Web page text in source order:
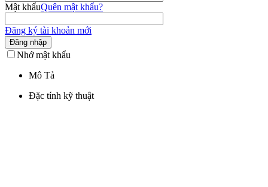
Mật khẩuQuên mật khẩu?
Đăng ký tài khoản mới
Đăng nhập
Nhớ mật khẩu
Mô Tả
Đặc tính kỹ thuật